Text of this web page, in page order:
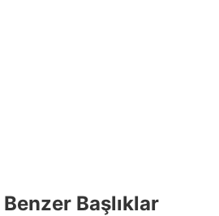
Benzer Başlıklar